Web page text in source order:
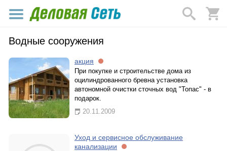
Водные сооружения
акция
При покупке и строительстве дома из
оцилиндрованного бревна установка
автономной очистки сточных вод "Топас" - в
подарок.
20.11.2009
Уход и сервисное обслуживание
канализации